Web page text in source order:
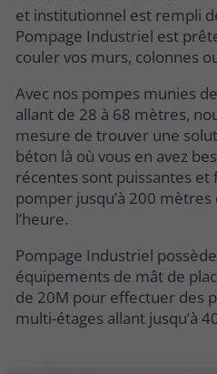
et institutionnel est rempli
Pompage Industriel est
couler vos murs, colonnes
Avec nos pompes munies
allant de 28 à 68 mètres,
mesure de trouver une
béton là où vous en avez
récentes sont puissantes et
pomper jusqu’à 200
l’heure.
Pompage Industriel
équipements de mât de
de 20M pour effectuer des
multi-étages allant jusqu’à